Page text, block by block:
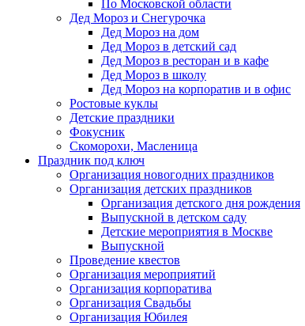
По Московской области
Дед Мороз и Снегурочка
Дед Мороз на дом
Дед Мороз в детский сад
Дед Мороз в ресторан и в кафе
Дед Мороз в школу
Дед Мороз на корпоратив и в офис
Ростовые куклы
Детские праздники
Фокусник
Скоморохи, Масленица
Праздник под ключ
Организация новогодних праздников
Организация детских праздников
Организация детского дня рождения
Выпускной в детском саду
Детские мероприятия в Москве
Выпускной
Проведение квестов
Организация мероприятий
Организация корпоратива
Организация Свадьбы
Организация Юбилея